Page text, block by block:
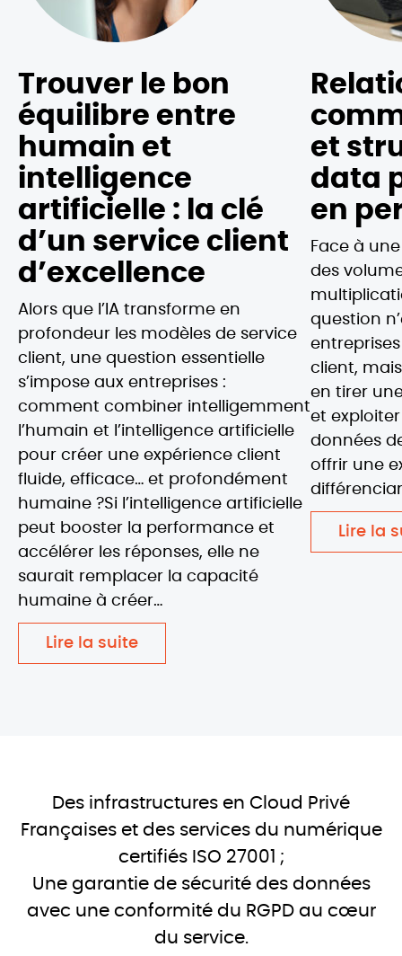
Trouver le bon
équilibre entre
humain et
intelligence
artificielle : la clé
d’un service client
d’excellence
Alors que l’IA transforme en
profondeur les modèles de service
client, une question essentielle
s’impose aux entreprises :
comment combiner intelligemment
l’humain et l’intelligence artificielle
pour créer une expérience client
fluide, efficace… et profondément
humaine ?Si l’intelligence artificielle
peut booster la performance et
accélérer les réponses, elle ne
saurait remplacer la capacité
humaine à créer…
Lire la suite
et
data
en
Face à
des
question
client,
en tirer
et
données
offrir une
Lire la
Des infrastructures en Cloud Privé
Françaises et des services du numérique
certifiés ISO 27001 ;
Une garantie de sécurité des données
avec une conformité du RGPD au cœur
du service.